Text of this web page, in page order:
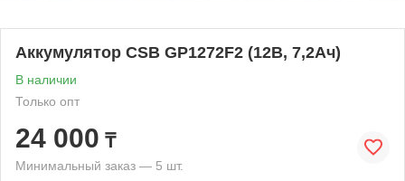
Аккумулятор CSB GP1272F2 (12В, 7,2Ач)
В наличии
Только опт
24 000 ₸
Минимальный заказ — 5 шт.